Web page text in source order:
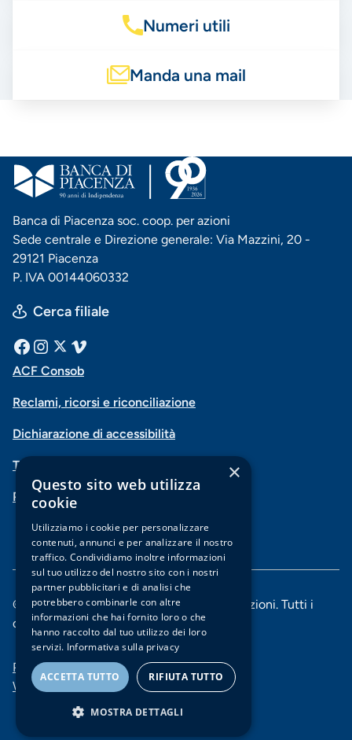
Numeri utili
Manda una mail
Banca di Piacenza soc. coop. per azioni
Sede centrale e Direzione generale: Via Mazzini, 20 -
29121 Piacenza
P. IVA 00144060332
Cerca filiale
Menu
social
Facebook
InstagramVimeo
Menu
navigazione
piè
di
pagina
ACF Consob
Reclami, ricorsi e riconciliazione
Dichiarazione di accessibilità
Trasparenza
PSD2-Open Banking
© 2025 Banca di Piacenza soc. coop. per azioni. Tutti i
diritti riservati.
Menu
di
navigazione
Privacy e Cookie policy
Whistleblowing
×
Questo sito web utilizza
cookie
Utilizziamo i cookie per personalizzare
contenuti, annunci e per analizzare il nostro
traffico. Condividiamo inoltre informazioni
sul tuo utilizzo del nostro sito con i nostri
partner pubblicitari e di analisi che
potrebbero combinarle con altre
informazioni che hai fornito loro o che
hanno raccolto dal tuo utilizzo dei loro
servizi. Informativa sulla privacy
ACCETTA TUTTO RIFIUTA TUTTO
MOSTRA DETTAGLI